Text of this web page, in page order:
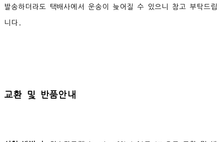
발송하더라도 택배사에서 운송이 늦어질 수 있으니 참고 부탁드립
니다.
교환 및 반품안내